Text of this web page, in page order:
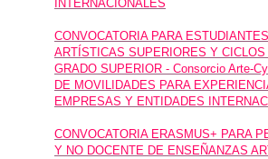
INTERNACIONALES
CONVOCATORIA PARA
ARTÍSTICAS SUPERIORES Y
GRADO SUPERIOR - Consorcio Arte-
DE MOVILIDADES PARA
EMPRESAS Y ENTIDADES
CONVOCATORIA ERASMUS+ PARA
Y NO DOCENTE DE ENSEÑANZAS